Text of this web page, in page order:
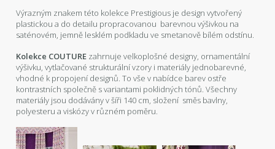
Výrazným znakem této kolekce Prestigious je design vytvořený
plastickou a do detailu propracovanou barevnou výšivkou na
saténovém, jemně lesklém podkladu ve smetanově bílém odstínu.
Kolekce COUTURE zahrnuje velkoplošné designy, ornamentální
výšivku, vytlačované strukturální vzory i materiály jednobarevné,
vhodné k propojení designů. To vše v nabídce barev ostře
kontrastních společně s variantami poklidných tónů. Všechny
materiály jsou dodávány v šíři 140 cm, složení směs bavlny,
polyesteru a viskózy v různém poměru.